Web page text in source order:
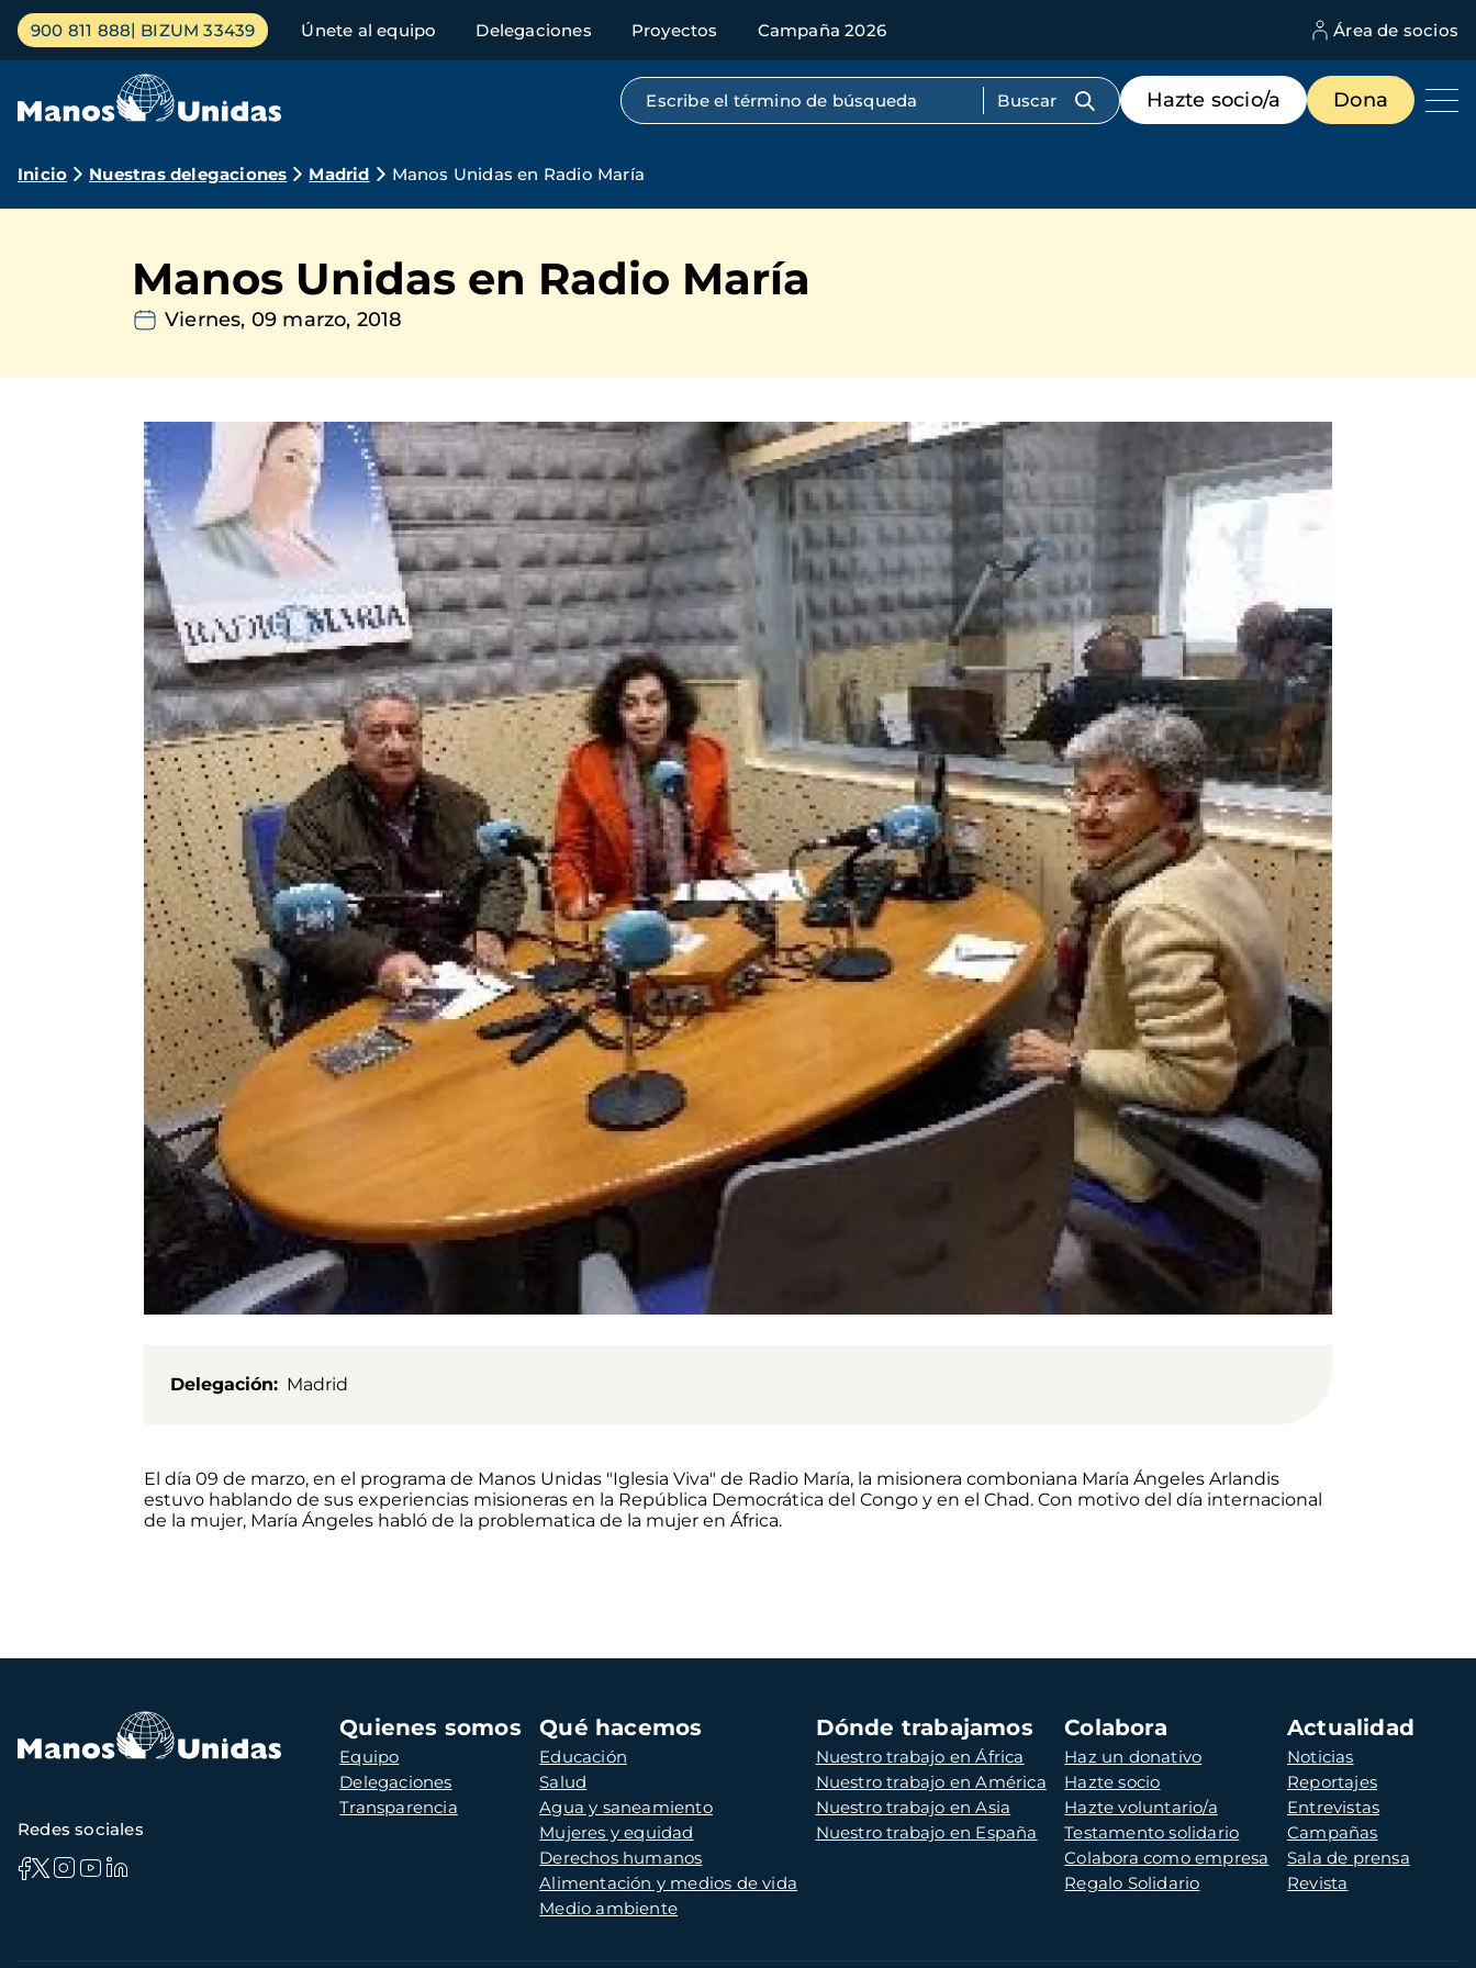
Pasar
contenido
Menú
principal
900 811 888 BIZUM 33439 Únete al equipo Delegaciones Proyectos Campaña 2026 Área de socios
Búsqueda por texto completo
Menú
de
destacados
Hazte socio/a Dona
Ruta
navegación
Inicio Nuestras delegaciones Madrid Manos Unidas en Radio María
Manos Unidas en Radio María
Viernes, 09 marzo, 2018
Delegación Madrid
El día 09 de marzo, en el programa de Manos Unidas "Iglesia Viva" de Radio María, la misionera comboniana María Ángeles Arlandis
estuvo hablando de sus experiencias misioneras en la República Democrática del Congo y en el Chad. Con motivo del día internacional
de la mujer, María Ángeles habló de la problematica de la mujer en África.
Navegación
principal
Quienes somos
Equipo
Delegaciones
Transparencia
Qué hacemos
Educación
Salud
Agua y saneamiento
Mujeres y equidad
Derechos humanos
Alimentación y medios de vida
Medio ambiente
Dónde trabajamos
Nuestro trabajo en África
Nuestro trabajo en América
Nuestro trabajo en Asia
Nuestro trabajo en España
Colabora
Haz un donativo
Hazte socio
Hazte voluntario/a
Testamento solidario
Colabora como empresa
Regalo Solidario
Actualidad
Noticias
Reportajes
Entrevistas
Campañas
Sala de prensa
Revista
Redes sociales